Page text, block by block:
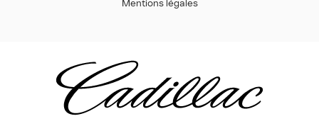
Mentions légales